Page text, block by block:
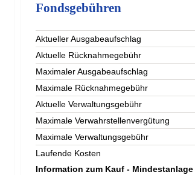
Fondsgebühren
Aktueller Ausgabeaufschlag
Aktuelle Rücknahmegebühr
Maximaler Ausgabeaufschlag
Maximale Rücknahmegebühr
Aktuelle Verwaltungsgebühr
Maximale Verwahrstellenvergütung
Maximale Verwaltungsgebühr
Laufende Kosten
Information zum Kauf - Mindestanlage